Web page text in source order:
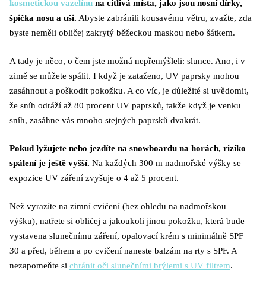
kosmetickou vazelínu na citlivá místa, jako jsou nosní dírky,
špička nosu a uši. Abyste zabránili kousavému větru, zvažte, zda
byste neměli obličej zakrytý běžeckou maskou nebo šátkem.
A tady je něco, o čem jste možná nepřemýšleli: slunce. Ano, i v
zimě se můžete spálit. I když je zataženo, UV paprsky mohou
zasáhnout a poškodit pokožku. A co víc, je důležité si uvědomit,
že sníh odráží až 80 procent UV paprsků, takže když je venku
sníh, zasáhne vás mnoho stejných paprsků dvakrát.
Pokud lyžujete nebo jezdíte na snowboardu na horách, riziko
spálení je ještě vyšší. Na každých 300 m nadmořské výšky se
expozice UV záření zvyšuje o 4 až 5 procent.
Než vyrazíte na zimní cvičení (bez ohledu na nadmořskou
výšku), natřete si obličej a jakoukoli jinou pokožku, která bude
vystavena slunečnímu záření, opalovací krém s minimálně SPF
30 a před, během a po cvičení naneste balzám na rty s SPF. A
nezapomeňte si chránit oči slunečními brýlemi s UV filtrem.